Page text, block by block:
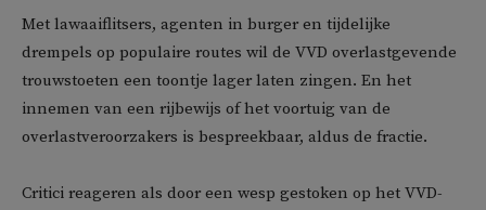
Met lawaaiflitsers, agenten in burger en tijdelijke
drempels op populaire routes wil de VVD overlastgevende
trouwstoeten een toontje lager laten zingen. En het
innemen van een rijbewijs of het voortuig van de
overlastveroorzakers is bespreekbaar, aldus de fractie.
Critici reageren als door een wesp gestoken op het VVD-